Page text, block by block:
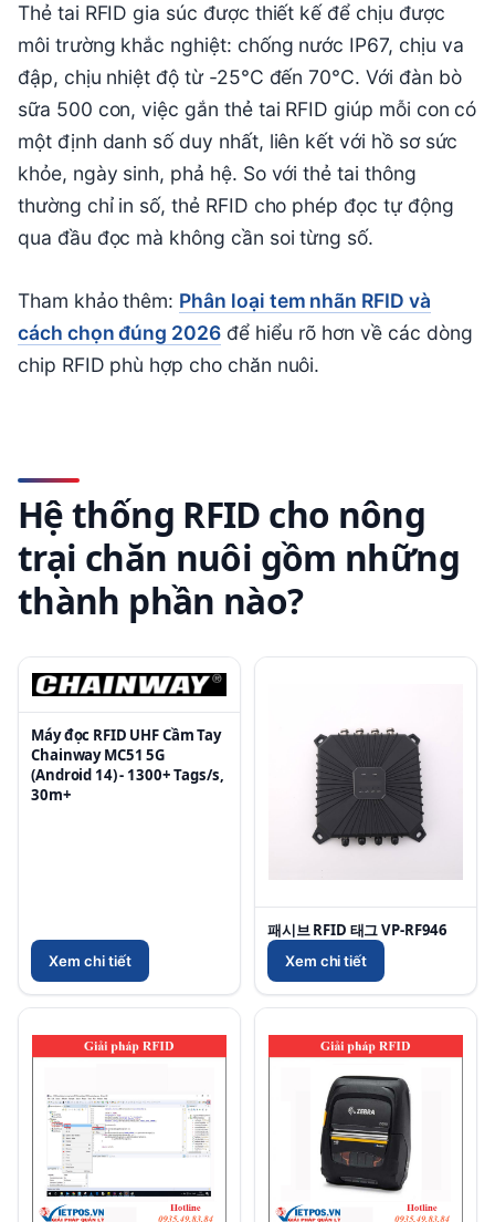
Thẻ tai RFID gia súc được thiết kế để chịu được
môi trường khắc nghiệt: chống nước IP67, chịu va
đập, chịu nhiệt độ từ -25°C đến 70°C. Với đàn bò
sữa 500 con, việc gắn thẻ tai RFID giúp mỗi con có
một định danh số duy nhất, liên kết với hồ sơ sức
khỏe, ngày sinh, phả hệ. So với thẻ tai thông
thường chỉ in số, thẻ RFID cho phép đọc tự động
qua đầu đọc mà không cần soi từng số.
Tham khảo thêm: Phân loại tem nhãn RFID và
cách chọn đúng 2026 để hiểu rõ hơn về các dòng
chip RFID phù hợp cho chăn nuôi.
Hệ thống RFID cho nông
trại chăn nuôi gồm những
thành phần nào?
Máy đọc RFID UHF Cầm Tay
Chainway MC51 5G
(Android 14) - 1300+ Tags/s,
30m+
Xem chi tiết
패시브 RFID 태그 VP-RF946
Xem chi tiết